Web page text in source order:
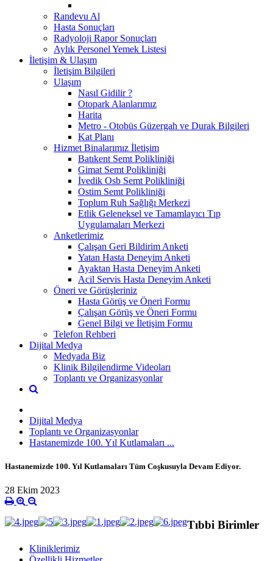
Randevu Al
Hasta Sonuçları
Radyoloji Rapor Sonuçları
Aylık Personel Yemek Listesi
İletişim & Ulaşım
İletişim Bilgileri
Ulaşım
Nasıl Gidilir ?
Otopark Alanlarımız
Harita
Metro - Otobüs Güzergah ve Durak Bilgileri
Kat Planı
Hizmet Binalarımız İletişim
Batıkent Semt Polikliniği
Gimat Semt Polikliniği
İvedik Osb Semt Polikliniği
Ostim Semt Polikliniği
Toplum Ruh Sağlığı Merkezi
Etlik Geleneksel ve Tamamlayıcı Tıp
Uygulamaları Merkezi
Anketlerimiz
Çalışan Geri Bildirim Anketi
Yatan Hasta Deneyim Anketi
Ayaktan Hasta Deneyim Anketi
Acil Servis Hasta Deneyim Anketi
Öneri ve Görüşleriniz
Hasta Görüş ve Öneri Formu
Çalışan Görüş ve Öneri Formu
Genel Bilgi ve İletişim Formu
Telefon Rehberi
Dijital Medya
Medyada Biz
Klinik Bilgilendirme Videoları
Toplantı ve Organizasyonlar
Dijital Medya
Toplantı ve Organizasyonlar
Hastanemizde 100. Yıl Kutlamaları ...
Hastanemizde 100. Yıl Kutlamaları Tüm Coşkusuyla Devam Ediyor.
28 Ekim 2023
Tıbbi Birimler
Kliniklerimiz